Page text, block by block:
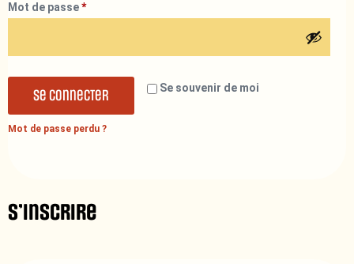
Mot de passe*
Se souvenir de moi
Se connecter
Mot de passe perdu ?
S’inscrire